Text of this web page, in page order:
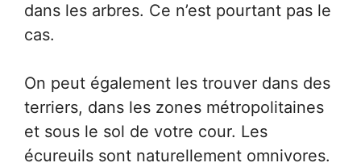
dans les arbres. Ce n’est pourtant pas le
cas.
On peut également les trouver dans des
terriers, dans les zones métropolitaines
et sous le sol de votre cour. Les
écureuils sont naturellement omnivores.